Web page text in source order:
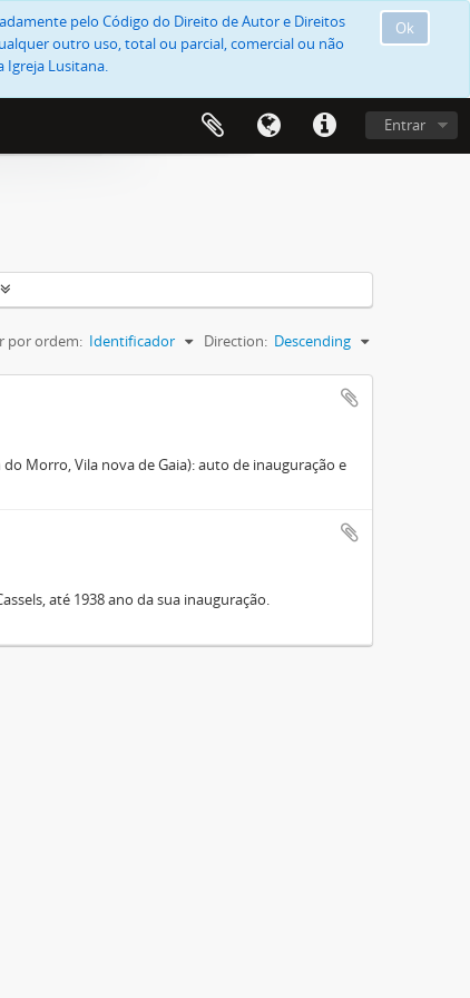
Ok
pelo Código do Direito de Autor e Direitos
outro uso, total ou parcial, comercial ou não
Igreja Lusitana.
Entrar
por ordem: Identificador Direction: Descending
Morro, Vila nova de Gaia): auto de inauguração e
até 1938 ano da sua inauguração.